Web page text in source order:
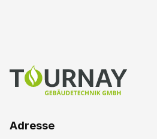
Adresse